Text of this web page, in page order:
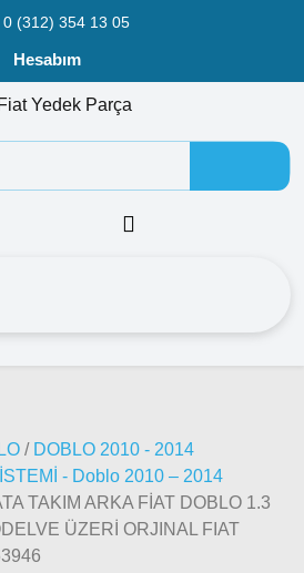
0 (312) 354 13 05
Hesabım
/ DOBLO 2010 - 2014
- Doblo 2010 – 2014
TAKIM ARKA FİAT DOBLO 1.3
ÜZERİ ORJINAL FIAT